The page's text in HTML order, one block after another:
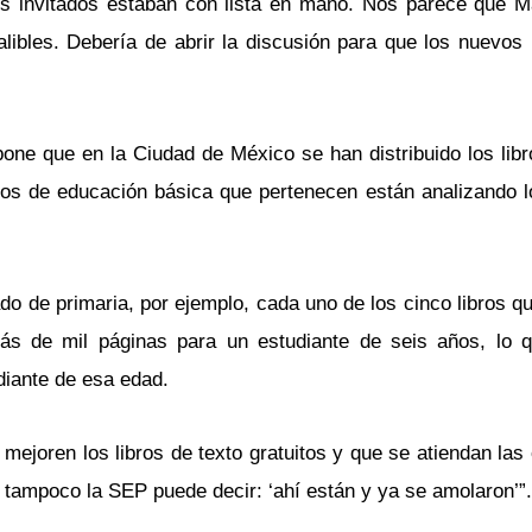
Debería de abrir la discusión para que los nuevos
que en la Ciudad de México se han distribuido los
de educación básica que pertenecen están analizando
de primaria, por ejemplo, cada uno de los cinco libros
de mil páginas para un estudiante de seis años, lo
de esa edad.
los libros de texto gratuitos y que se atiendan las
la SEP puede decir: ‘ahí están y ya se amolaron’”.